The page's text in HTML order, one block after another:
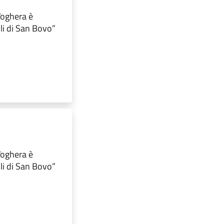
è
di San Bovo”
è
di San Bovo”